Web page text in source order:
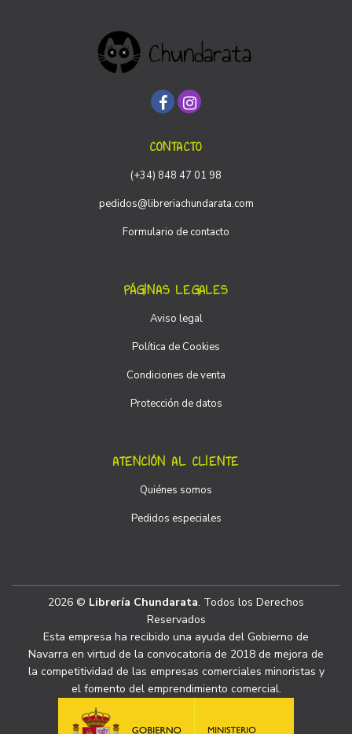
CONTACTO
(+34) 848 47 01 98
pedidos@libreriachundarata.com
Formulario de contacto
PÁGINAS LEGALES
Aviso legal
Política de Cookies
Condiciones de venta
Protección de datos
ATENCIÓN AL CLIENTE
Quiénes somos
Pedidos especiales
2026 © Librería Chundarata. Todos los Derechos
Reservados
Esta empresa ha recibido una ayuda del Gobierno de
Navarra en virtud de la convocatoria de 2018 de mejora de
la competitividad de las empresas comerciales minoristas y
el fomento del emprendimiento comercial.